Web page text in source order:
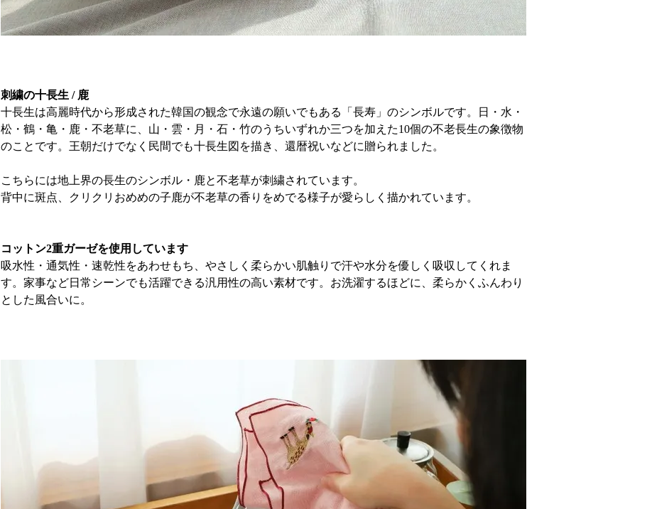
刺繍の十長生 / 鹿
十長生は高麗時代から形成された韓国の観念で永遠の願いでもある「長寿」のシンボルです。日・水・
松・鶴・亀・鹿・不老草に、山・雲・月・石・竹のうちいずれか三つを加えた10個の不老長生の象徴物
のことです。王朝だけでなく民間でも十長生図を描き、還暦祝いなどに贈られました。
こちらには地上界の長生のシンボル・鹿と不老草が刺繍されています。
背中に斑点、クリクリおめめの子鹿が不老草の香りをめでる様子が愛らしく描かれています。
コットン2重ガーゼを使用しています
吸水性・通気性・速乾性をあわせもち、やさしく柔らかい肌触りで汗や水分を優しく吸収してくれま
す。家事など日常シーンでも活躍できる汎用性の高い素材です。お洗濯するほどに、柔らかくふんわり
とした風合いに。